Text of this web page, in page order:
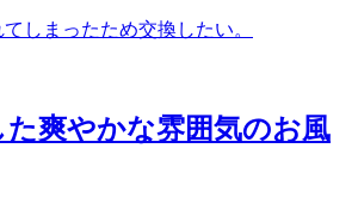
しまったため交換したい。
爽やかな雰囲気のお風